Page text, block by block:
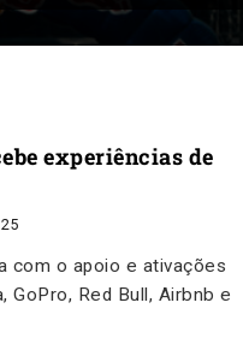
experiências de
com o apoio e ativações
GoPro, Red Bull, Airbnb e